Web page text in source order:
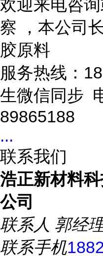
欢迎来电咨
察 ，本公司
胶原料
服务热线：
生微信同步
89865188
...
联系我们
浩正新材料
公司
联系人 郭经
联系手机